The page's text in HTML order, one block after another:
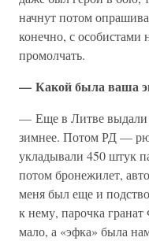
начнут потом
конечно, с особистами
промолчать.
— Какой была ваша
— Еще в Литве выдали
зимнее. Потом РД —
укладывали 450 штук
потом бронежилет,
меня был еще и
к нему, парочка
мало, а «эфка» была